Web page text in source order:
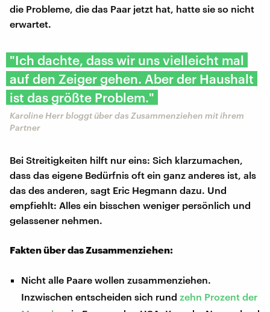
die Probleme, die das Paar jetzt hat, hatte sie so nicht
erwartet.
"Ich dachte, dass wir uns vielleicht mal
auf den Zeiger gehen. Aber der Haushalt
ist das größte Problem."
Karoline Herr bloggt über das Zusammenziehen mit ihrem
Partner
Bei Streitigkeiten hilft nur eins: Sich klarzumachen,
dass das eigene Bedürfnis oft ein ganz anderes ist, als
das des anderen, sagt Eric Hegmann dazu. Und
empfiehlt: Alles ein bisschen weniger persönlich und
gelassener nehmen.
Fakten über das Zusammenziehen:
Nicht alle Paare wollen zusammenziehen.
Inzwischen entscheiden sich rundzehn Prozent der